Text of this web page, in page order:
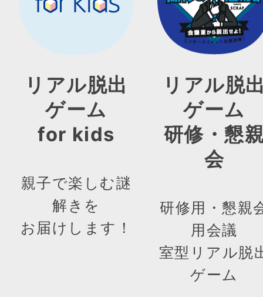
リアル脱出
ゲーム
for kids
親子で楽しむ謎
解きを
お届けします！
リアル脱
ゲーム
研修・懇
会
研修用・懇親
用会議
室型リアル脱
ゲーム